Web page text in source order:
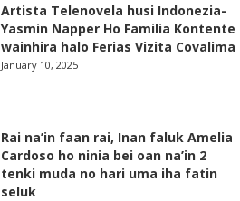
Artista Telenovela husi Indonezia-
Yasmin Napper Ho Familia Kontente
wainhira halo Ferias Vizita Covalima
January 10, 2025
Rai na’in faan rai, Inan faluk Amelia
Cardoso ho ninia bei oan na’in 2
tenki muda no hari uma iha fatin
seluk